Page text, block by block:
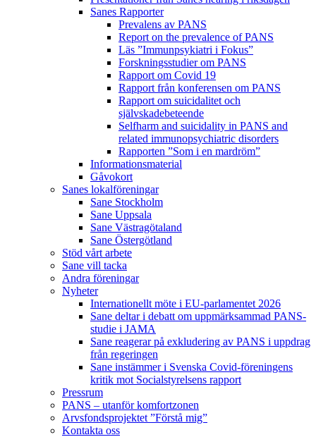
Sanes Rapporter
Prevalens av PANS
Report on the prevalence of PANS
Läs ”Immunpsykiatri i Fokus”
Forskningsstudier om PANS
Rapport om Covid 19
Rapport från konferensen om PANS
Rapport om suicidalitet och
självskadebeteende
Selfharm and suicidality in PANS and
related immunopsychiatric disorders
Rapporten ”Som i en mardröm”
Informationsmaterial
Gåvokort
Sanes lokalföreningar
Sane Stockholm
Sane Uppsala
Sane Västragötaland
Sane Östergötland
Stöd vårt arbete
Sane vill tacka
Andra föreningar
Nyheter
Internationellt möte i EU-parlamentet 2026
Sane deltar i debatt om uppmärksammad PANS-
studie i JAMA
Sane reagerar på exkludering av PANS i uppdrag
från regeringen
Sane instämmer i Svenska Covid-föreningens
kritik mot Socialstyrelsens rapport
Pressrum
PANS – utanför komfortzonen
Arvsfondsprojektet ”Förstå mig”
Kontakta oss